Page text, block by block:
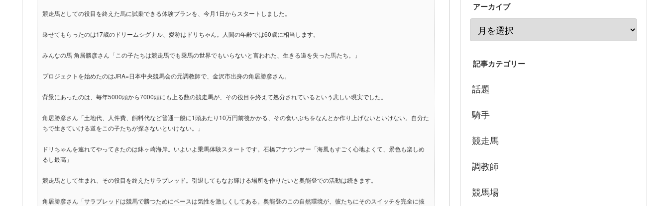
競走馬としての役目を終えた馬に試乗できる体験プランを、今月1日からスタートしました。
乗せてもらったのは17歳のドリームシグナル、愛称はドリちゃん。人間の年齢では60歳に相当します。
みんなの馬 角居勝彦さん「この子たちは競走馬でも乗馬の世界でもいらないと言われた、生きる道を失った馬たち。」
プロジェクトを始めたのはJRA=日本中央競馬会の元調教師で、金沢市出身の角居勝彦さん。
背景にあったのは、毎年5000頭から7000頭にも上る数の競走馬が、その役目を終えて処分されているという悲しい現実でした。
角居勝彦さん「土地代、人件費、飼料代など普通一般に1頭あたり10万円前後かかる、その食いぶちをなんとか作り上げないといけない。自分た
ちで生きていける道をこの子たちが探さないといけない。」
ドリちゃんを連れてやってきたのは鉢ヶ崎海岸。いよいよ乗馬体験スタートです。石橋アナウンサー「海風もすごく心地よくて、景色も楽しめ
るし最高」
競走馬として生まれ、その役目を終えたサラブレッド。引退してもなお輝ける場所を作りたいと奥能登での活動は続きます。
角居勝彦さん「サラブレッドは競馬で勝つためにベースは気性を激しくしてある。奥能登のこの自然環境が、彼たちにそのスイッチを完全に抜
アーカイブ
記事カテゴリー
話題
騎手
競走馬
調教師
競馬場